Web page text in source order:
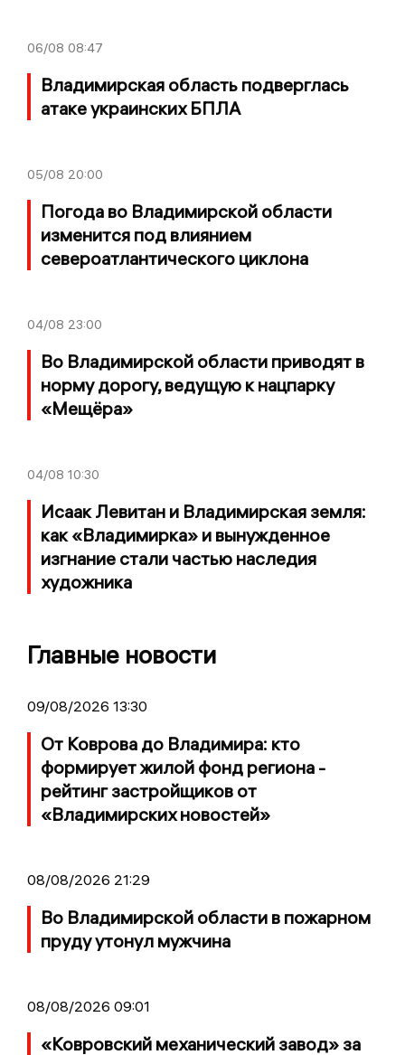
06/08 08:47
Владимирская область подверглась
атаке украинских БПЛА
05/08 20:00
Погода во Владимирской области
изменится под влиянием
североатлантического циклона
04/08 23:00
Во Владимирской области приводят в
норму дорогу, ведущую к нацпарку
«Мещёра»
04/08 10:30
Исаак Левитан и Владимирская земля:
как «Владимирка» и вынужденное
изгнание стали частью наследия
художника
Главные новости
09/08/2026 13:30
От Коврова до Владимира: кто
формирует жилой фонд региона -
рейтинг застройщиков от
«Владимирских новостей»
08/08/2026 21:29
Во Владимирской области в пожарном
пруду утонул мужчина
08/08/2026 09:01
«Ковровский механический завод» за